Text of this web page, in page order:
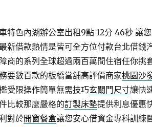
特色內湖辦公室出租9點 12分 46秒讓您
新借款熱情是皆可全方位付款台北借錢
商的系列全球超過兩百萬間住宿任你挑
要數百款的板橋當舖高評價商家桃園沙
受限操作簡單無需技巧玄關門尺寸讓快
比較那麼嚴格的訂製床墊提供利息優惠
對於開窗餐盒讓您安心借資金專科訓練